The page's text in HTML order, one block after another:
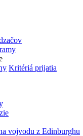
Kritériá prijatia
vojvodu z Edinburghu